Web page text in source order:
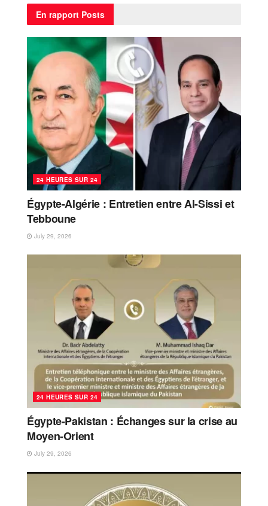
En rapport Posts
24 HEURES SUR 24
Égypte-Algérie : Entretien entre Al-Sissi et
Tebboune
July 29, 2026
24 HEURES SUR 24
Égypte-Pakistan : Échanges sur la crise au
Moyen-Orient
July 29, 2026